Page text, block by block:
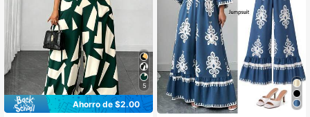
5
Ahorro de $2.00